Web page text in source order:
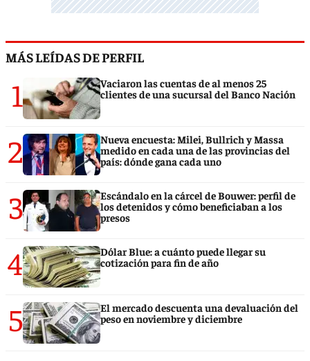
MÁS LEÍDAS DE PERFIL
1
Vaciaron las cuentas de al menos 25
clientes de una sucursal del Banco Nación
2
Nueva encuesta: Milei, Bullrich y Massa
medido en cada una de las provincias del
país: dónde gana cada uno
3
Escándalo en la cárcel de Bouwer: perfil de
los detenidos y cómo beneficiaban a los
presos
4
Dólar Blue: a cuánto puede llegar su
cotización para fin de año
5
El mercado descuenta una devaluación del
peso en noviembre y diciembre